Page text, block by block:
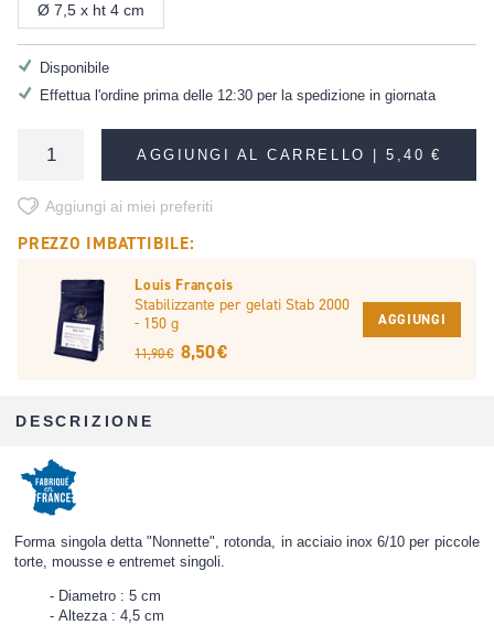
Ø 7,5 x ht 4 cm
Disponibile
Effettua l'ordine prima delle 12:30 per la spedizione in giornata
AGGIUNGI AL CARRELLO |5,40 €
Aggiungi ai miei preferiti
PREZZO IMBATTIBILE:
Louis François
Stabilizzante per gelati Stab 2000
- 150 g
11,90 € 8,50 €
AGGIUNGI
DESCRIZIONE
Forma singola detta "Nonnette", rotonda, in acciaio inox 6/10 per piccole
torte, mousse e entremet singoli.
Diametro : 5 cm
Altezza : 4,5 cm